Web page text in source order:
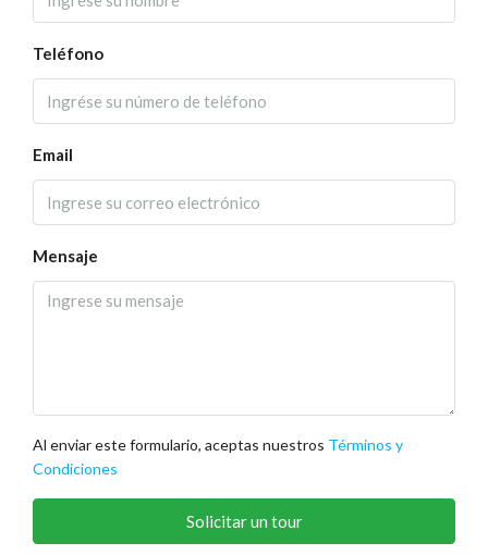
Teléfono
Email
Mensaje
Al enviar este formulario, aceptas nuestros Términos y
Condiciones
Solicitar un tour